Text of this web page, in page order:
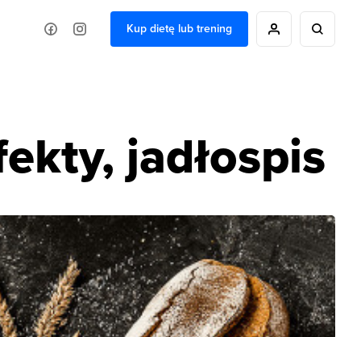
Kup dietę lub trening
jadłospis